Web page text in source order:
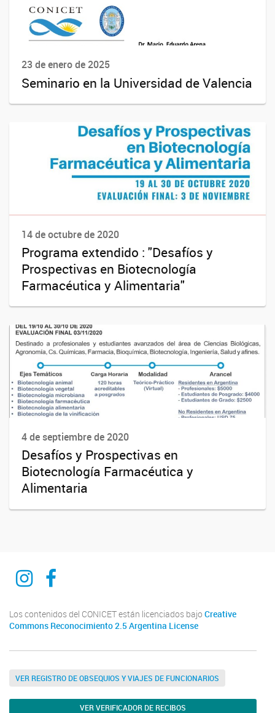
23 de enero de 2025
Seminario en la Universidad de Valencia
14 de octubre de 2020
Programa extendido : "Desafíos y
Prospectivas en Biotecnología
Farmacéutica y Alimentaria"
4 de septiembre de 2020
Desafíos y Prospectivas en
Biotecnología Farmacéutica y
Alimentaria
Instagram
Facebook
Los contenidos del CONICET están licenciados bajo Creative
Commons Reconocimiento 2.5 Argentina License
VER REGISTRO DE OBSEQUIOS Y VIAJES DE FUNCIONARIOS
VER VERIFICADOR DE RECIBOS